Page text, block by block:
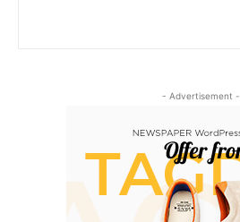
- Advertisement -